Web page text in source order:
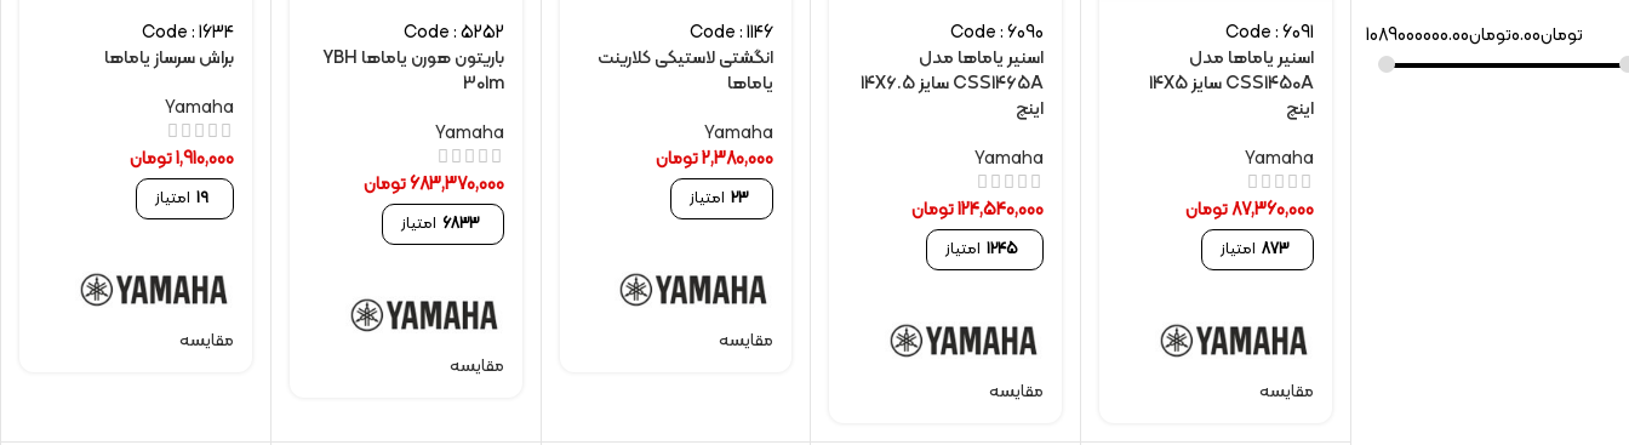
تومان0.00تومان1089000000.00
Code : 6091
اسنیر یاماها مدل
CSS1450A سایز 14X5
اینچ
Yamaha
87,360,000تومان
873 امتیاز
مقایسه
Code : 6090
اسنیر یاماها مدل
CSS1465A سایز 14X6.5
اینچ
Yamaha
124,540,000تومان
1245 امتیاز
مقایسه
Code : 1146
انگشتی لاستیکی کلارینت
یاماها
Yamaha
2,380,000تومان
23 امتیاز
مقایسه
Code : 5252
باريتون هورن یاماها YBH
301m
Yamaha
683,370,000تومان
6833 امتیاز
مقایسه
Code : 1634
براش سرساز یاماها
Yamaha
1,910,000تومان
19 امتیاز
مقایسه